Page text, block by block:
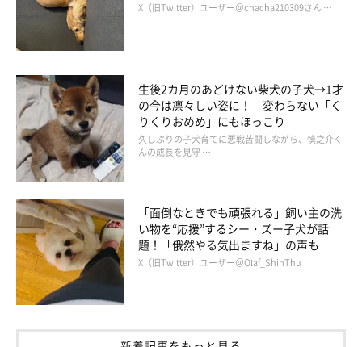
X（旧Twitter）ユーザー＠chacha210309さん …
生後2カ月のあどけない柴犬の子犬→1才
の今は凛々しい姿に！ 変わらない「く
りくりおめめ」にもほっこり
久しぶりの子犬育てに悪戦苦闘しながら、慎之介く
んの成長を見守 …
「面倒なときでも頑張れる」飼い主の洗
い物を“応援”するシー・ズー子犬が話
題！「俄然やる気出ますね」の声も
X（旧Twitter）ユーザー＠Olaf_ShihThu